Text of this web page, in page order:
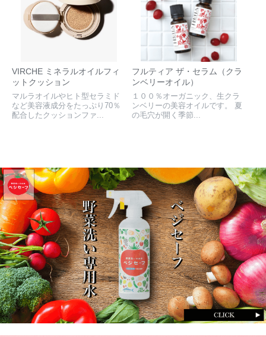
VIRCHE ミネラルオイルフィ
ットクッション
マルラオイルやヒト型セラミド
など美容液成分をたっぷり70％
配合したクッションファ...
フルティア ザ・セラム（クラ
ンベリーオイル）
１００％オーガニック、生クラ
ンベリーの美容オイルです。 夏
の毛穴が開く季節...